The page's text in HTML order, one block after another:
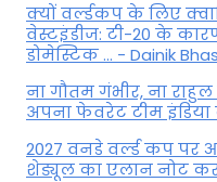
क्यों वर्ल्डकप के लिए
वेस्टइंडीज: टी-20 के
डोमेस्टिक ... - Dainik
ना गौतम गंभीर, ना राहुल
अपना फेवरेट टीम इंड‍िया
2027 वनडे वर्ल्ड कप पर
शेड्यूल का एलान नोट कर